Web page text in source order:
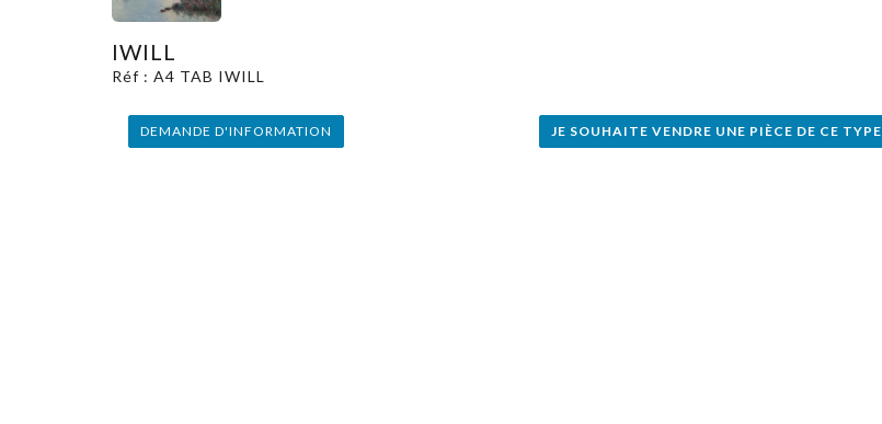
IWILL
Réf : A4 TAB IWILL
DEMANDE D'INFORMATION JE SOUHAITE VENDRE UNE PIÈCE DE CE TYPE